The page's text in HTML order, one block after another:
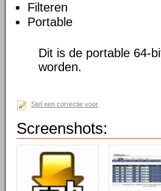
Filteren
Portable
Dit is de portable 64-
worden.
Stel een correctie voor
Screenshots: